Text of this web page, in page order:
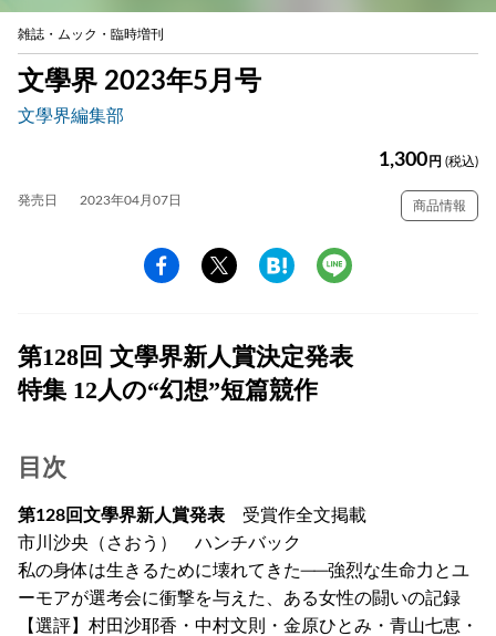
雑誌・ムック・臨時増刊
文學界 2023年5月号
文學界編集部
1,300 円 (税込)
発売日 2023年04月07日 商品情報
第128回 文學界新人賞決定発表
特集 12人の“幻想”短篇競作
目次
第128回文學界新人賞発表 受賞作全文掲載
市川沙央（さおう） ハンチバック
私の身体は生きるために壊れてきた──強烈な生命力とユ
ーモアが選考会に衝撃を与えた、ある女性の闘いの記録
【選評】村田沙耶香・中村文則・金原ひとみ・青山七恵・